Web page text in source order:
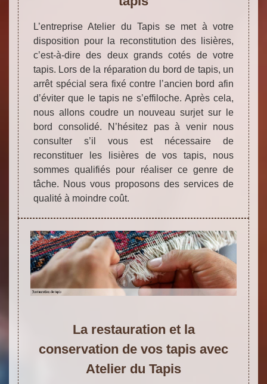
L’entreprise Atelier du Tapis se met à votre
disposition pour la reconstitution des lisières,
c’est-à-dire des deux grands cotés de votre
tapis. Lors de la réparation du bord de tapis, un
arrêt spécial sera fixé contre l’ancien bord afin
d’éviter que le tapis ne s’effiloche. Après cela,
nous allons coudre un nouveau surjet sur le
bord consolidé. N’hésitez pas à venir nous
consulter s’il vous est nécessaire de
reconstituer les lisières de vos tapis, nous
sommes qualifiés pour réaliser ce genre de
tâche. Nous vous proposons des services de
qualité à moindre coût.
La restauration et la
conservation de vos tapis avec
Atelier du Tapis